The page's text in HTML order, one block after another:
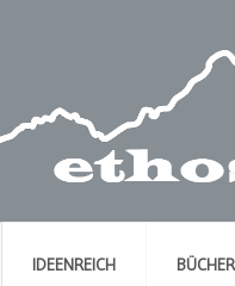
IDEENREICH BÜCHER